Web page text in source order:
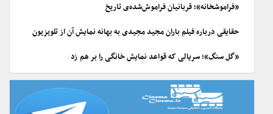
«فراموشخانه»؛ قربانیان فراموش‌شده‌ی تاریخ
حقایقی درباره فیلم باران مجید مجیدی به بهانه نمایش آن از تلویزیون
«گل سنگ»؛ سریالی که قواعد نمایش خانگی را بر هم زد